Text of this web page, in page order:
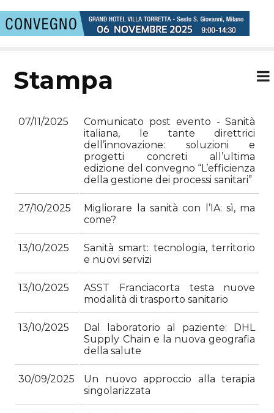
stampa
07/11/2025
Comunicato post evento - Sanità
italiana, le tante direttrici
dell’innovazione: soluzioni e
progetti concreti all’ultima
edizione del convegno “L’efficienza
della gestione dei processi sanitari”
27/10/2025
Migliorare la sanità con l’IA: sì, ma
come?
13/10/2025
Sanità smart: tecnologia, territorio
e nuovi servizi
13/10/2025
ASST Franciacorta testa nuove
modalità di trasporto sanitario
13/10/2025
Dal laboratorio al paziente: DHL
Supply Chain e la nuova geografia
della salute
30/09/2025
Un nuovo approccio alla terapia
singolarizzata